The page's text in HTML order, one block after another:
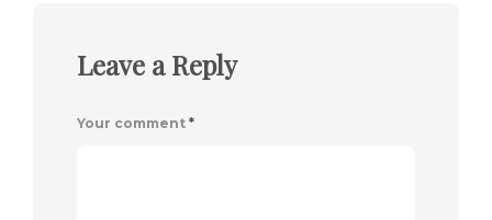
Leave a Reply
Your comment *